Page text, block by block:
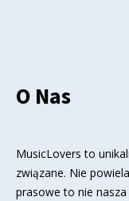
O Nas
MusicLovers to
związane. Nie
prasowe to nie